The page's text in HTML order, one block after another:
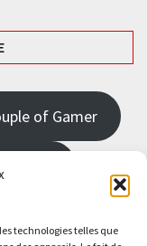
technologies telles que
of Gamer